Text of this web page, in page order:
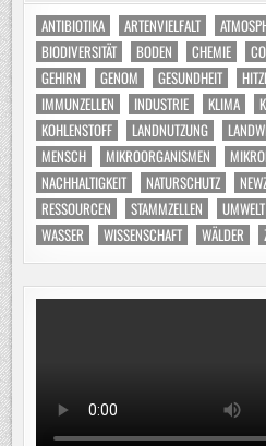
ANTIBIOTIKA ARTENVIELFALT
BIODIVERSITÄT
BODEN CHEMIE
GEHIRN
GENOM GESUNDHEIT
IMMUNZELLEN
INDUSTRIE KLIMA
KOHLENSTOFF
LANDNUTZUNG
MENSCH
MIKROORGANISMEN
NACHHALTIGKEIT
NATURSCHUTZ
RESSOURCEN
STAMMZELLEN UMWELT
WASSER
WISSENSCHAFT WÄLDER